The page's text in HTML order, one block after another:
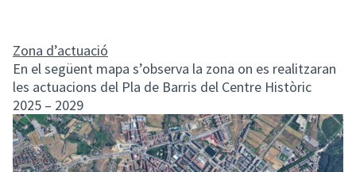
Zona d’actuació
En el següent mapa s’observa la zona on es realitzaran
les actuacions del Pla de Barris del Centre Històric
2025 – 2029